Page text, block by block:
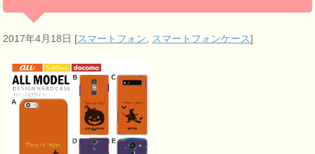
2017年4月18日 [スマートフォン, スマートフォンケース]